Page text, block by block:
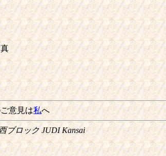
意見は私へ
ブロック JUDI Kansai